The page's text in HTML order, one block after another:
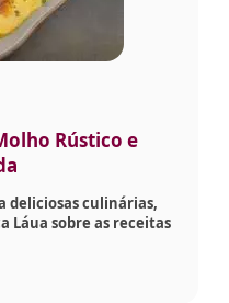
Rústico e
deliciosas culinárias,
Láua sobre as receitas